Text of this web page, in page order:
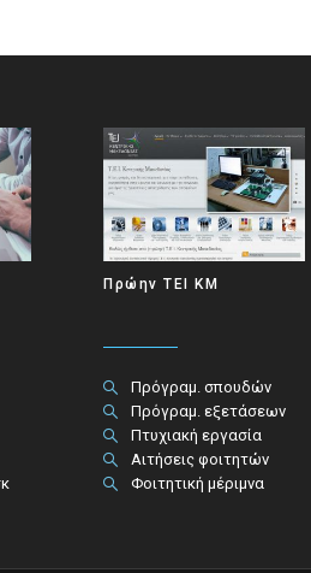
Πρώην ΤΕΙ ΚΜ
Πρόγραμ. σπουδών
Πρόγραμ. εξετάσεων
Πτυχιακή εργασία
Αιτήσεις φοιτητών
Φοιτητική μέριμνα